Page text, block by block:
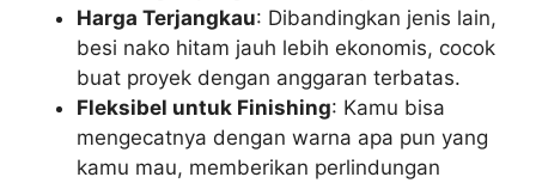
Harga Terjangkau: Dibandingkan jenis lain,
besi nako hitam jauh lebih ekonomis, cocok
buat proyek dengan anggaran terbatas.
Fleksibel untuk Finishing: Kamu bisa
mengecatnya dengan warna apa pun yang
kamu mau, memberikan perlindungan